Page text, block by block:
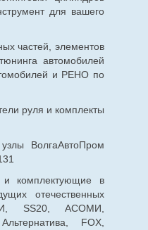
для вашего
частей, элементов
автомобилей
и РЕНО по
руля и комплекты
ВолгаАвтоПром
и комплектующие в
отечественных
SS20, АСОМИ,
FOX,